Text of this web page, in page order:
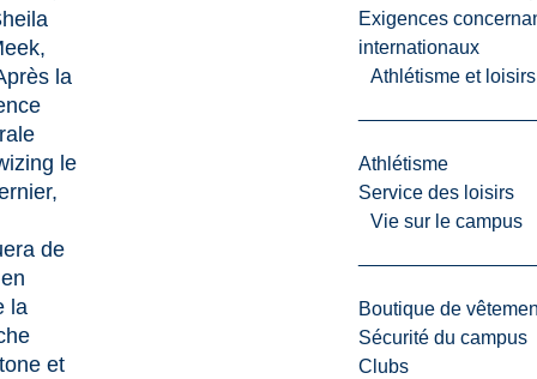
Exigences
internationaux
Athlétisme et
Athlétisme
Service des loisirs
Vie sur le campus
Boutique de
Sécurité du campus
Clubs
,
la
le
de
la
et